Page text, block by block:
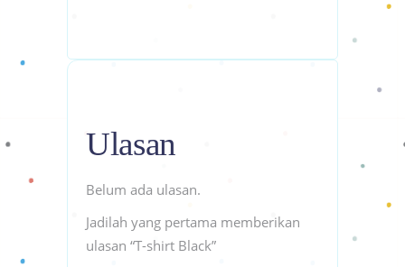
Ulasan
Belum ada ulasan.
Jadilah yang pertama memberikan
ulasan “T-shirt Black”